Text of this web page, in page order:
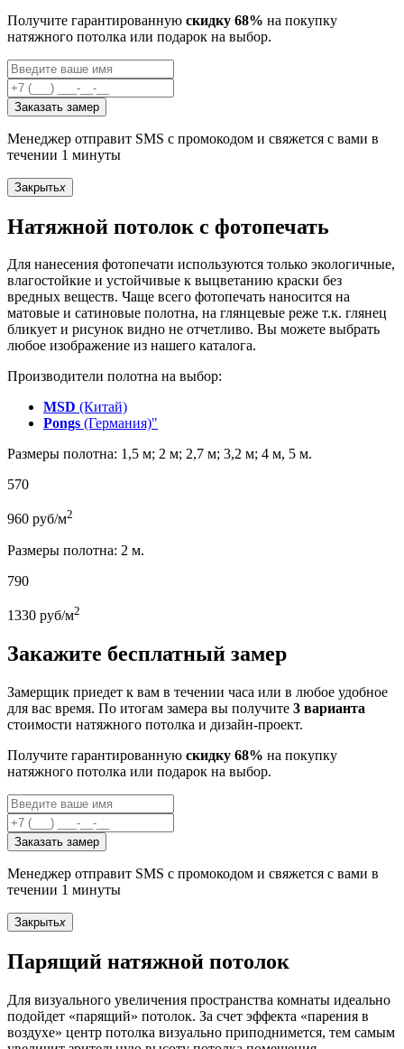
Получите гарантированную скидку 68% на покупку
натяжного потолка или подарок на выбор.
Заказать замер
Менеджер отправит SMS с промокодом и свяжется с вами в
течении 1 минуты
Закрытьx
Натяжной потолок с фотопечать
Для нанесения фотопечати используются только экологичные,
влагостойкие и устойчивые к выцветанию краски без
вредных веществ. Чаще всего фотопечать наносится на
матовые и сатиновые полотна, на глянцевые реже т.к. глянец
бликует и рисунок видно не отчетливо. Вы можете выбрать
любое изображение из нашего каталога.
Производители полотна на выбор:
MSD (Китай)
Pongs (Германия)"
Размеры полотна: 1,5 м; 2 м; 2,7 м; 3,2 м; 4 м, 5 м.
570
960 руб/м2
Размеры полотна: 2 м.
790
1330 руб/м2
Закажите бесплатный замер
Замерщик приедет к вам в течении часа или в любое удобное
для вас время. По итогам замера вы получите 3 варианта
стоимости натяжного потолка и дизайн-проект.
Получите гарантированную скидку 68% на покупку
натяжного потолка или подарок на выбор.
Заказать замер
Менеджер отправит SMS с промокодом и свяжется с вами в
течении 1 минуты
Закрытьx
Парящий натяжной потолок
Для визуального увеличения пространства комнаты идеально
подойдет «парящий» потолок. За счет эффекта «парения в
воздухе» центр потолка визуально приподнимется, тем самым